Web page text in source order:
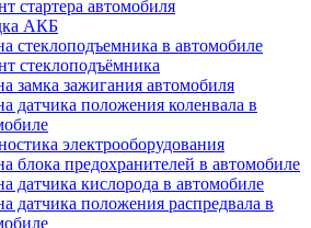
стартера автомобиля
АКБ
стеклоподъемника в автомобиле
стеклоподъёмника
замка зажигания автомобиля
датчика положения коленвала в
электрооборудования
блока предохранителей в автомобиле
датчика кислорода в автомобиле
датчика положения распредвала в